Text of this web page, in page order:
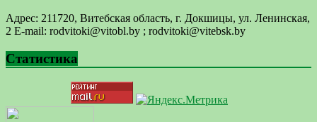
Адрес: 211720, Витебская область, г. Докшицы, ул. Ленинская,
2 E-mail: ​rodvitoki@​​vitobl​.by ; rodvitoki@vitebsk.by
Статистика